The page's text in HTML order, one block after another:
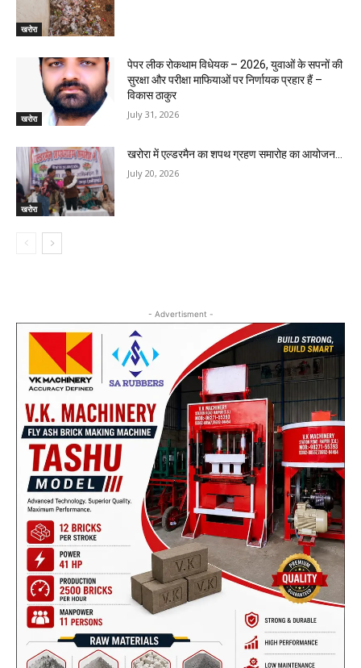
खरोरा
खरोरा
पेपर लीक रोकथाम विधेयक – 2026, युवाओं के सपनों की
सुरक्षा और परीक्षा माफियाओं पर निर्णायक प्रहार हैं –
विकास ठाकुर
July 31, 2026
खरोरा
खरोरा में एल्डरमैन का शपथ ग्रहण समारोह का आयोजन…
July 20, 2026
- Advertisment -